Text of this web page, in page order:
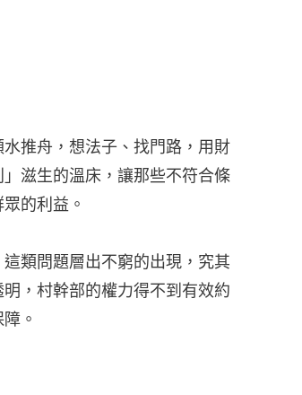
推舟，想法子、找門路，用財
滋生的溫床，讓那些不符合條
的利益。
類問題層出不窮的出現，究其
，村幹部的權力得不到有效約
。